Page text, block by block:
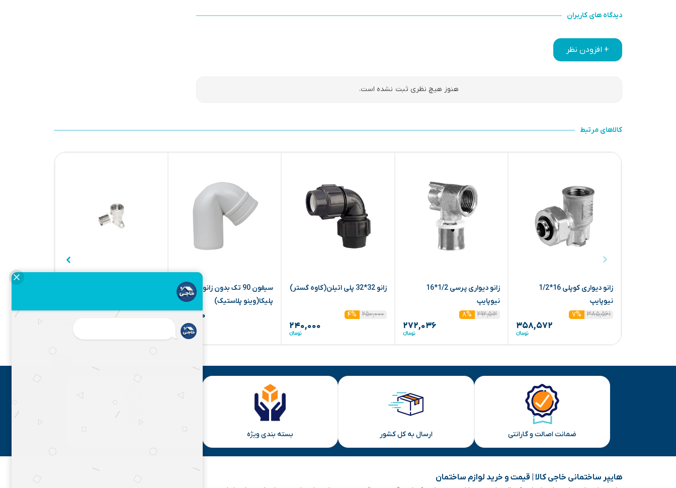
دیدگاه های کاربران
+ افزودن نظر
هنوز هیچ نظری ثبت نشده است.
کالاهای مرتبط
زانو دیواری کوپلی 16*1/2
نیوپایپ
۳۸۵,۵۶۱
۷%
۳۵۸,۵۷۲
زانو دیواری پرسی 1/2*16
نیوپایپ
۲۹۲,۵۱۲
۸%
۲۷۲,۰۳۶
زانو 32*32 پلی اتیلن(کاوه گستر)
۲۵۰,۰۰۰ ۴%
۲۴۰,۰۰۰
سیفون 90 تک بدون زانویی
پلیکا(وینو پلاستیک)
۲۷۱,۲۰۰ ۸% ۷%
ضمانت اصالت و گارانتی ارسال به کل کشور بسته بندی ویژه
هایپر ساختمانی خاجی‌ کالا | قیمت و خرید لوازم ساختمان